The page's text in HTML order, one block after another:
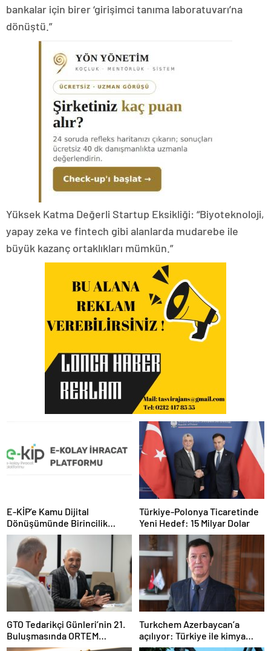
bankalar için birer ‘girişimci tanıma laboratuvarı’na
dönüştü.”
Yüksek Katma Değerli Startup Eksikliği: “Biyoteknoloji,
yapay zeka ve fintech gibi alanlarda mudarebe ile
büyük kazanç ortaklıkları mümkün.”
E-KİP’e Kamu Dijital
Dönüşümünde Birincilik
Ödülü
Türkiye-Polonya Ticaretinde
Yeni Hedef: 15 Milyar Dolar
GTO Tedarikçi Günleri’nin 21.
Buluşmasında ORTEM
Elektronik Tedarikçi
Turkchem Azerbaycan’a
açılıyor: Türkiye ile kimya
ticaretinde yeni dönem